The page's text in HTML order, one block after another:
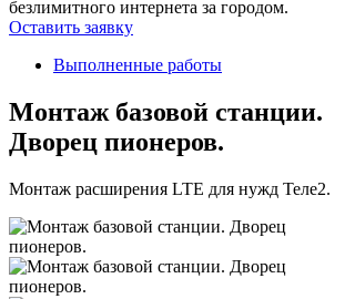
безлимитного интернета за городом.
Оставить заявку
Выполненные работы
Монтаж базовой станции.
Дворец пионеров.
Монтаж расширения LTE для нужд Теле2.